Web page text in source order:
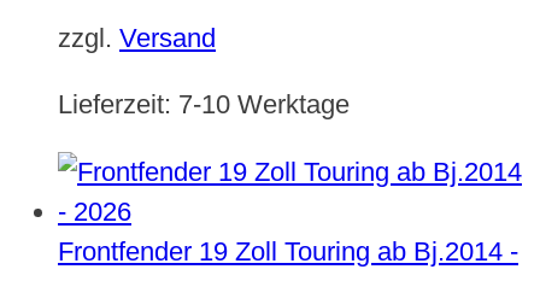
zzgl. Versand
Lieferzeit: 7-10 Werktage
Frontfender 19 Zoll Touring ab Bj.2014 -